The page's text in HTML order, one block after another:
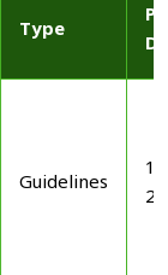
Type
Guidelines